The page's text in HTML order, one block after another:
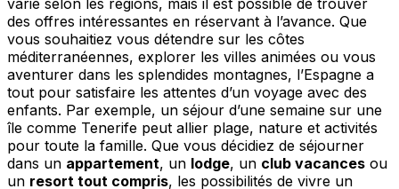
des offres intéressantes en réservant à l’avance. Que
vous souhaitiez vous détendre sur les côtes
méditerranéennes, explorer les villes animées ou vous
aventurer dans les splendides montagnes, l’Espagne a
tout pour satisfaire les attentes d’un voyage avec des
enfants. Par exemple, un séjour d’une semaine sur une
île comme Tenerife peut allier plage, nature et activités
pour toute la famille. Que vous décidiez de séjourner
dans un appartement, un lodge, un club vacances ou
un resort tout compris, les possibilités de vivre un